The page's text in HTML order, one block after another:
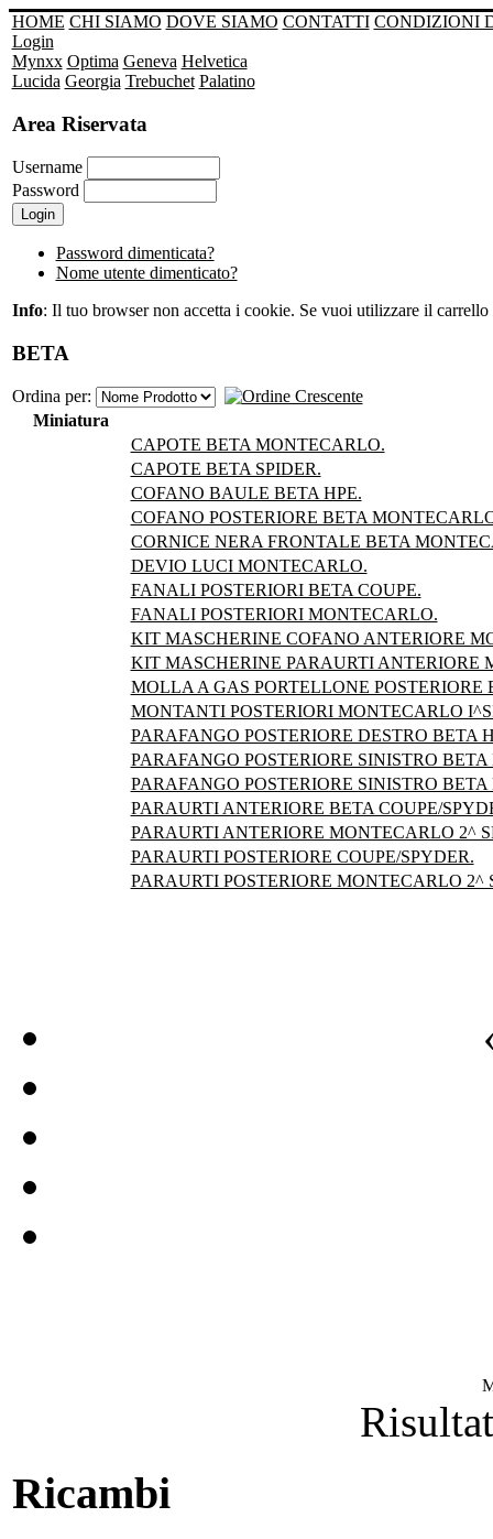
HOME CHI SIAMO DOVE SIAMO CONTATTI CONDIZIONI
Login
Mynxx Optima Geneva Helvetica
Lucida Georgia Trebuchet Palatino
Area Riservata
Username
Password
Password dimenticata?
Nome utente dimenticato?
Info: Il tuo browser non accetta i cookie. Se vuoi utilizzare il
BETA
Ordina per:
Miniatura
CAPOTE BETA MONTECARLO.
CAPOTE BETA SPIDER.
COFANO BAULE BETA HPE.
COFANO POSTERIORE BETA
CORNICE NERA FRONTALE BETA
DEVIO LUCI MONTECARLO.
FANALI POSTERIORI BETA COUPE.
FANALI POSTERIORI MONTECARLO.
KIT MASCHERINE COFANO ANTERIORE
KIT MASCHERINE PARAURTI ANTERIORE
MOLLA A GAS PORTELLONE POSTERIORE
MONTANTI POSTERIORI MONTECARLO
PARAFANGO POSTERIORE DESTRO BETA
PARAFANGO POSTERIORE SINISTRO
PARAFANGO POSTERIORE SINISTRO BETA
PARAURTI ANTERIORE BETA COUPE/
PARAURTI ANTERIORE MONTECARLO 2^
PARAURTI POSTERIORE COUPE/SPYDER.
PARAURTI POSTERIORE MONTECARLO 2^
Ricambi